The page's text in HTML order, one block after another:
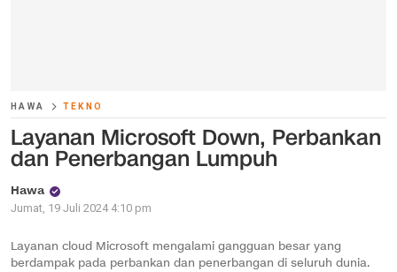
HAWA TEKNO
Layanan Microsoft Down, Perbankan
dan Penerbangan Lumpuh
Hawa
Jumat, 19 Juli 2024 4:10 pm
Layanan cloud Microsoft mengalami gangguan besar yang
berdampak pada perbankan dan penerbangan di seluruh dunia.